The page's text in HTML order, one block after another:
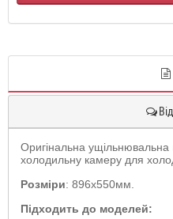
Оригінальна
холодильну камеру для
Розміри: 896x550мм.
Підходить до моделей: